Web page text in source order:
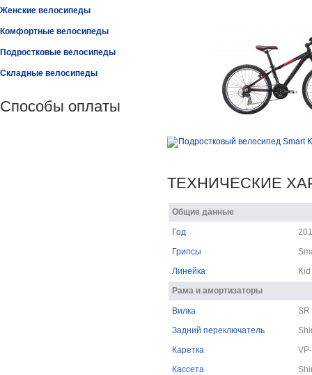
Женские велосипеды
Комфортные велосипеды
Подростковые велосипеды
Складные велосипеды
Способы оплаты
ТЕХНИЧЕСКИЕ
Общие данные
Год
Грипсы
Линейка
Kid
Рама и амортизаторы
Вилка
SR
Задний переключатель
Каретка
Кассета